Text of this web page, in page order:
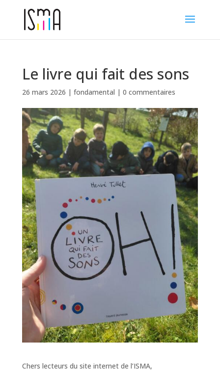
Le livre qui fait des sons
26 mars 2026 | fondamental | 0 commentaires
Chers lecteurs du site internet de l’ISMA,